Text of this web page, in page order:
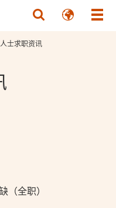
士求职资讯
（全职）